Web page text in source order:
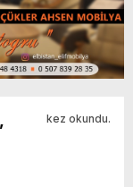
kez okundu.